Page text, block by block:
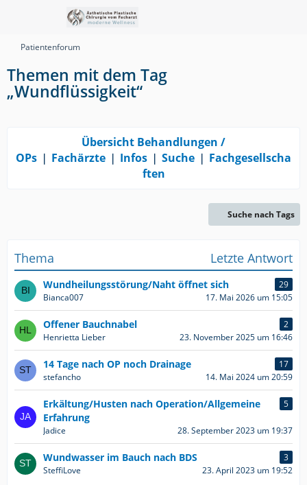
Patientenforum
Themen mit dem Tag
„Wundflüssigkeit“
Übersicht Behandlungen /
OPs ❘ Fachärzte ❘ Infos ❘ Suche ❘ Fachgesellscha
ften
Suche nach Tags
Thema Letzte Antwort
Wundheilungsstörung/Naht öffnet sich
29
Bianca007
17. Mai 2026 um 15:05
Offener Bauchnabel
2
Henrietta Lieber
23. November 2025 um 16:46
14 Tage nach OP noch Drainage
17
stefancho
14. Mai 2024 um 20:59
Erkältung/Husten nach Operation/Allgemeine
Erfahrung
5
Jadice 28. September 2023 um 19:37
Wundwasser im Bauch nach BDS
3
SteffiLove
23. April 2023 um 19:52